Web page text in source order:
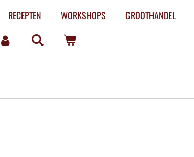
RECEPTEN WORKSHOPS
GROOTHANDEL